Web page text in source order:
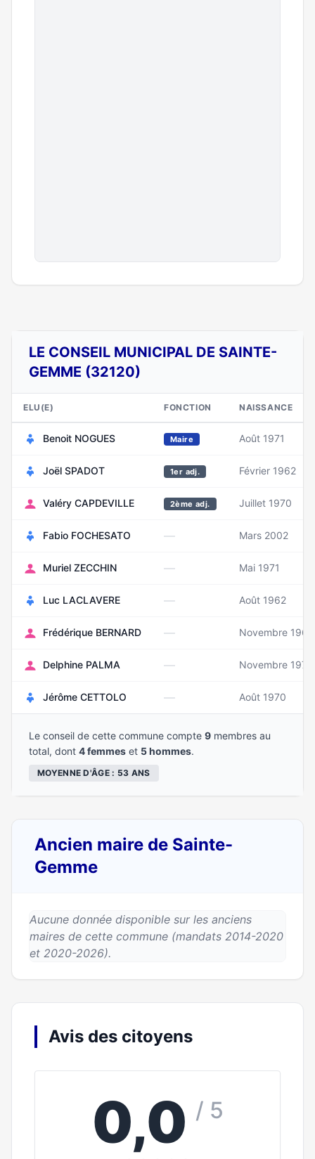
LE CONSEIL MUNICIPAL DE SAINTE-
GEMME (32120)
ELU(E) FONCTION NAISSANCE
Benoit NOGUES Maire Août 1971
Joël SPADOT 1er adj. Février 1962
Valéry CAPDEVILLE 2ème adj. Juillet 1970
Fabio FOCHESATO — Mars 2002
Muriel ZECCHIN — Mai 1971
Luc LACLAVERE — Août 1962
Frédérique BERNARD — Novembre 1968
Delphine PALMA — Novembre 1975
Jérôme CETTOLO — Août 1970
Le conseil de cette commune compte 9 membres au
total, dont 4 femmes et 5 hommes.
MOYENNE D'ÂGE : 53 ANS
Ancien maire de Sainte-
Gemme
Aucune donnée disponible sur les anciens
maires de cette commune (mandats 2014-2020
et 2020-2026).
Avis des citoyens
0,0 / 5